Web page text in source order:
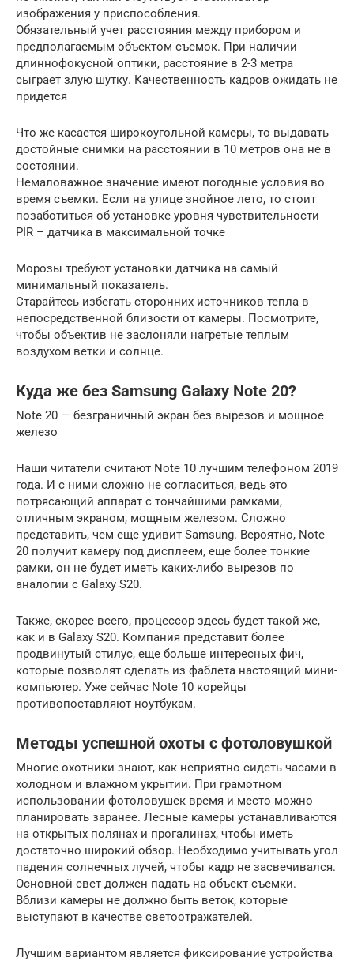
изображения у приспособления.
Обязательный учет расстояния между прибором и
предполагаемым объектом съемок. При наличии
длиннофокусной оптики, расстояние в 2-3 метра
сыграет злую шутку. Качественность кадров ожидать не
придется
Что же касается широкоугольной камеры, то выдавать
достойные снимки на расстоянии в 10 метров она не в
состоянии.
Немаловажное значение имеют погодные условия во
время съемки. Если на улице знойное лето, то стоит
позаботиться об установке уровня чувствительности
PIR – датчика в максимальной точке
Морозы требуют установки датчика на самый
минимальный показатель.
Старайтесь избегать сторонних источников тепла в
непосредственной близости от камеры. Посмотрите,
чтобы объектив не заслоняли нагретые теплым
воздухом ветки и солнце.
Куда же без Samsung Galaxy Note 20?
Note 20 — безграничный экран без вырезов и мощное
железо
Наши читатели считают Note 10 лучшим телефоном 2019
года. И с ними сложно не согласиться, ведь это
потрясающий аппарат с тончайшими рамками,
отличным экраном, мощным железом. Сложно
представить, чем еще удивит Samsung. Вероятно, Note
20 получит камеру под дисплеем, еще более тонкие
рамки, он не будет иметь каких-либо вырезов по
аналогии с Galaxy S20.
Также, скорее всего, процессор здесь будет такой же,
как и в Galaxy S20. Компания представит более
продвинутый стилус, еще больше интересных фич,
которые позволят сделать из фаблета настоящий мини-
компьютер. Уже сейчас Note 10 корейцы
противопоставляют ноутбукам.
Методы успешной охоты с фотоловушкой
Многие охотники знают, как неприятно сидеть часами в
холодном и влажном укрытии. При грамотном
использовании фотоловушек время и место можно
планировать заранее. Лесные камеры устанавливаются
на открытых полянах и прогалинах, чтобы иметь
достаточно широкий обзор. Необходимо учитывать угол
падения солнечных лучей, чтобы кадр не засвечивался.
Основной свет должен падать на объект съемки.
Вблизи камеры не должно быть веток, которые
выступают в качестве светоотражателей.
Лучшим вариантом является фиксирование устройства